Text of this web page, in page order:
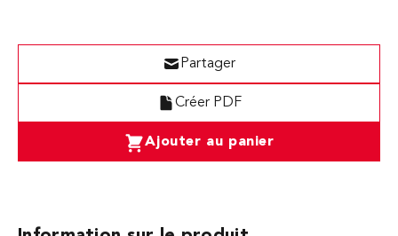
Ajouter au panier
Créer PDF
Partager